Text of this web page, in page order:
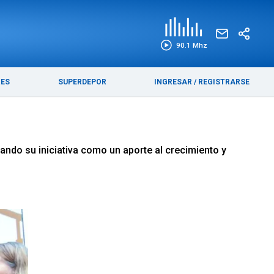
90.1 Mhz
SUPERDEPOR INGRESAR / REGISTRARSE
su iniciativa como un aporte al crecimiento y